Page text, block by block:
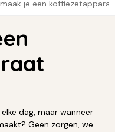
je een
dag, maar wanneer
Geen zorgen, we